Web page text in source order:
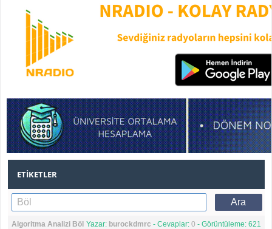
ETIKETLER
Yazar: burockdmrc - Cevaplar: 0 - Görüntüleme: 621
Algoritma Analizi Böl